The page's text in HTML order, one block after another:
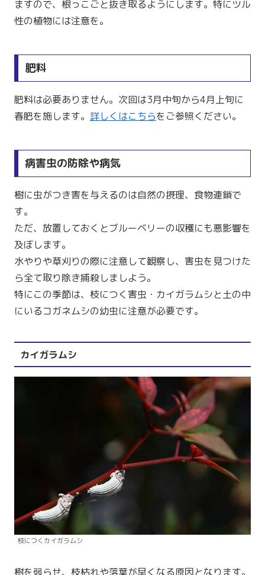
ますので、根っこごと抜き取るようにします。特にツル
性の植物には注意を。
肥料
肥料は必要ありません。次回は3月中旬から4月上旬に
春肥を施します。 詳しくはこちらをご参照ください。
病害虫の防除や病気
樹に虫がつき害を与えるのは自然の摂理、食物連鎖で
す。
ただ、放置しておくとブルーベリーの収穫にも悪影響を
及ぼします。
水やりや草刈りの際に注意して観察し、害虫を見つけた
ら全て取り除き捕殺しましよう。
特にこの季節は、枝につく害虫・カイガラムシと土の中
にいるコガネムシの幼虫に注意が必要です。
カイガラムシ
枝につくカイガラムシ
樹を弱らせ、枝枯れや落葉が早くなる原因となります。